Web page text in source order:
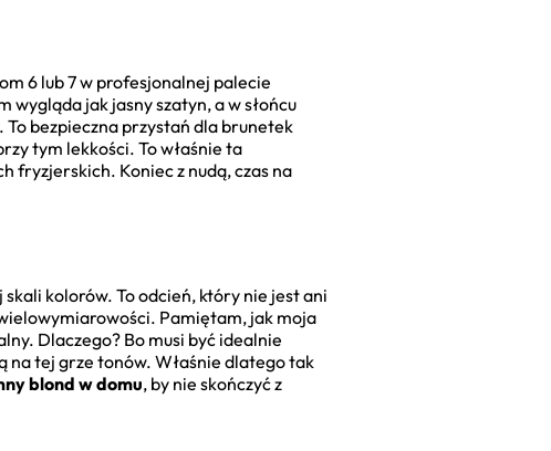
6 lub 7 w profesjonalnej palecie
jak jasny szatyn, a w słońcu
bezpieczna przystań dla brunetek
tym lekkości. To właśnie ta
fryzjerskich. Koniec z nudą, czas na
kolorów. To odcień, który nie jest ani
Pamiętam, jak moja
Dlaczego? Bo musi być idealnie
na tej grze tonów. Właśnie dlatego tak
blond w domu, by nie skończyć z